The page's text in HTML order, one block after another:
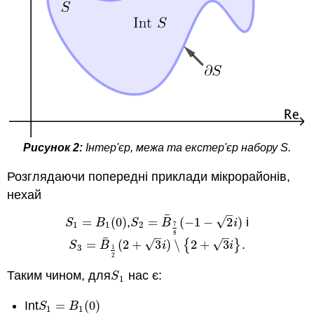
Рисунок 2: Інтер'єр, межа та екстер'єр набору S.
Розглядаючи попередні приклади мікрорайонів,
нехай
S1 = B1(0)
S1 =B1(0) ,S2 = B
¯ 7
8
(−1 − 2
–
√ i)
S2 =B¯78(−1 −2i) і
S3 = B
¯ 1
2
(2 + 3
–
√ i) ∖ { 2 + 3
–
√ i }
S3 =B¯1 2(2+3i)∖{2 + 3 } .
Таким чином, дляS1
S1 нас є:
IntS1 = B1(0)
S1 =B1( 0)